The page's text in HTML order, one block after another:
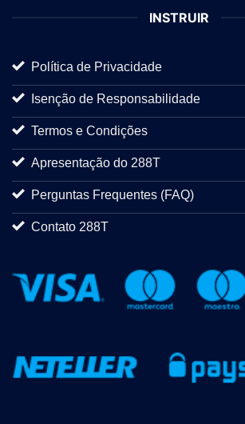
INSTRUIR
Política de Privacidade
Isenção de Responsabilidade
Termos e Condições
Apresentação do 288T
Perguntas Frequentes (FAQ)
Contato 288T